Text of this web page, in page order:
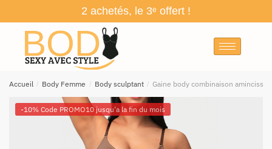
2 achetés, le 3ᵉ offert !
Accueil / Body Femme / Body sculptant / Gaine body combinaison
-10% Code PROMO10 jusqu'a la fin du mois